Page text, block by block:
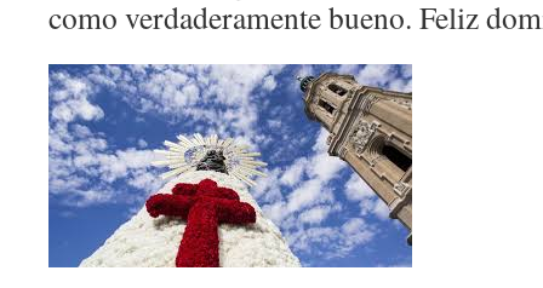
como verdaderamente bueno. Feliz